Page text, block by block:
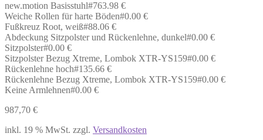
new.motion Basisstuhl#763.98 €
Weiche Rollen für harte Böden#0.00 €
Fußkreuz Root, weiß#88.06 €
Abdeckung Sitzpolster und Rückenlehne, dunkel#0.00 €
Sitzpolster#0.00 €
Sitzpolster Bezug Xtreme, Lombok XTR-YS159#0.00 €
Rückenlehne hoch#135.66 €
Rückenlehne Bezug Xtreme, Lombok XTR-YS159#0.00 €
Keine Armlehnen#0.00 €
987,70 €
inkl. 19 % MwSt. zzgl. Versandkosten